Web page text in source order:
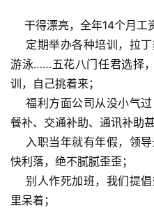
戏
机
戏
闲
干得漂亮，全年14个月工
游泳……五花八门任君选择
训，自己挑着来；
餐补、交通补助、通讯补助
快利落，绝不腻腻歪歪；
里呆着；